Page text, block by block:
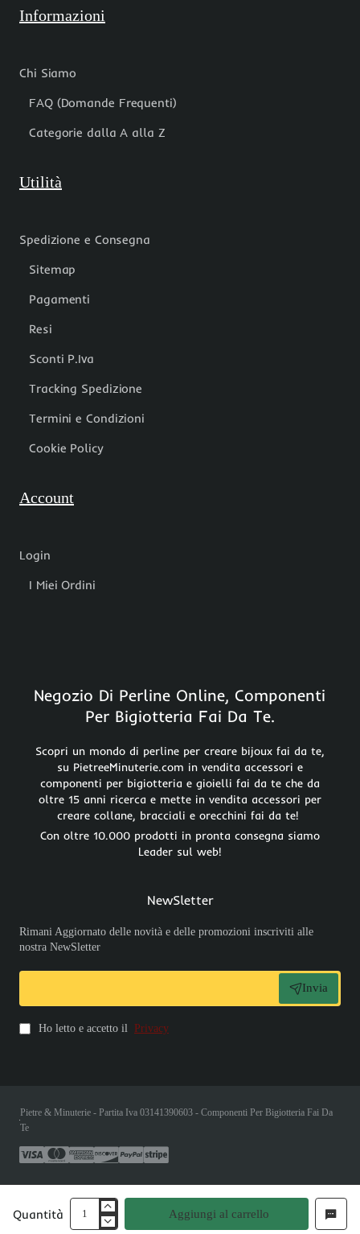
Quantità Aggiungi al carrello
Informazioni
Chi Siamo
FAQ (Domande Frequenti)
Categorie dalla A alla Z
Utilità
Spedizione e Consegna
Sitemap
Pagamenti
Resi
Sconti P.Iva
Tracking Spedizione
Termini e Condizioni
Cookie Policy
Account
Login
I Miei Ordini
Negozio Di Perline Online, Componenti
Per Bigiotteria Fai Da Te.
Scopri un mondo di perline per creare bijoux fai da te,
su PietreeMinuterie.com in vendita accessori e
componenti per bigiotteria e gioielli fai da te che da
oltre 15 anni ricerca e mette in vendita accessori per
creare collane, bracciali e orecchini fai da te!
Con oltre 10.000 prodotti in pronta consegna siamo
Leader sul web!
NewSletter
Rimani Aggiornato delle novità e delle promozioni inscriviti alle
nostra NewSletter
Invia
Ho letto e accetto il Privacy
Pietre & Minuterie - Partita Iva 03141390603 - Componenti Per Bigiotteria Fai Da
Te